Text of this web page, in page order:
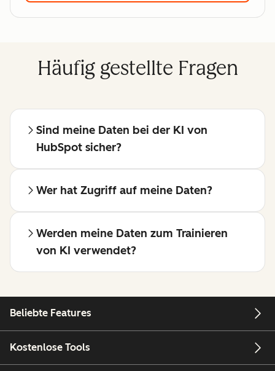
Häufig gestellte Fragen
Sind meine Daten bei der KI von
HubSpot sicher?
Wer hat Zugriff auf meine Daten?
Werden meine Daten zum Trainieren
von KI verwendet?
Beliebte Features
Kostenlose Tools